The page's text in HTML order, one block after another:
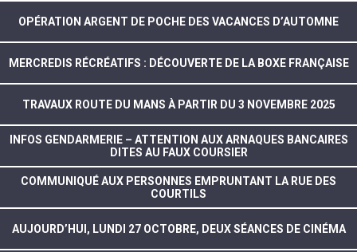
OPÉRATION ARGENT DE POCHE DES VACANCES D’AUTOMNE
MERCREDIS RÉCRÉATIFS : DÉCOUVERTE DE LA BOXE FRANÇAISE
TRAVAUX ROUTE DU MANS À PARTIR DU 3 NOVEMBRE 2025
INFOS GENDARMERIE – ATTENTION AUX ARNAQUES BANCAIRES
DITES AU FAUX COURSIER
COMMUNIQUÉ AUX PERSONNES EMPRUNTANT LA RUE DES
COURTILS
AUJOURD’HUI, LUNDI 27 OCTOBRE, DEUX SÉANCES DE CINÉMA